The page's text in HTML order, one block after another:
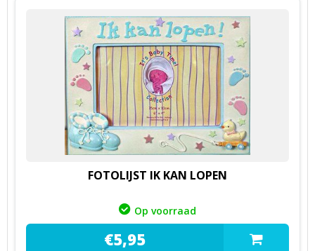
FOTOLIJST IK KAN LOPEN
Op voorraad
€5,95